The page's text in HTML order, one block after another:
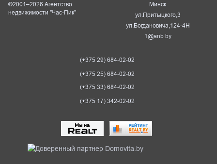
©2001–2026 Агентство
недвижимости "Час-Пик"
Минск
ул.Притыцкого,3
ул.Богдановича,124-4Н
1@anb.by
(+375 29) 684-02-02
(+375 25) 684-02-02
(+375 33) 684-02-02
(+375 17) 342-02-02